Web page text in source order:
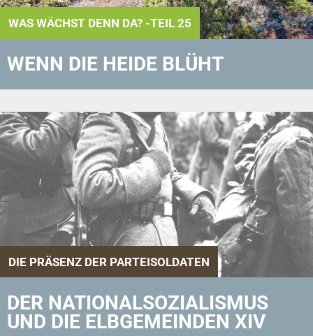
WAS WÄCHST DENN DA? -TEIL 25
WENN DIE HEIDE BLÜHT
DIE PRÄSENZ DER PARTEISOLDATEN
DER NATIONALSOZIALISMUS
UND DIE ELBGEMEINDEN XIV